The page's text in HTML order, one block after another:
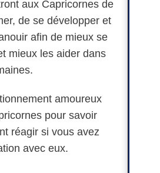
aux Capricornes de
de se développer et
afin de mieux se
mieux les aider dans
amoureux
pour savoir
réagir si vous avez
avec eux.